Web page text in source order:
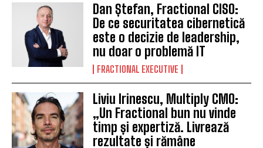
Dan Ștefan, Fractional CISO:
De ce securitatea cibernetică
este o decizie de leadership,
nu doar o problemă IT
FRACTIONAL EXECUTIVE
Liviu Irinescu, Multiply CMO:
„Un Fractional bun nu vinde
timp și expertiză. Livrează
rezultate și rămâne